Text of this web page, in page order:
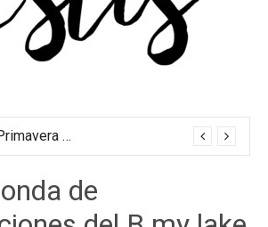
Crónica del Primavera Sound Porto 2026
de